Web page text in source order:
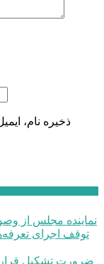
ذخیره نام،
نماینده مجلس از